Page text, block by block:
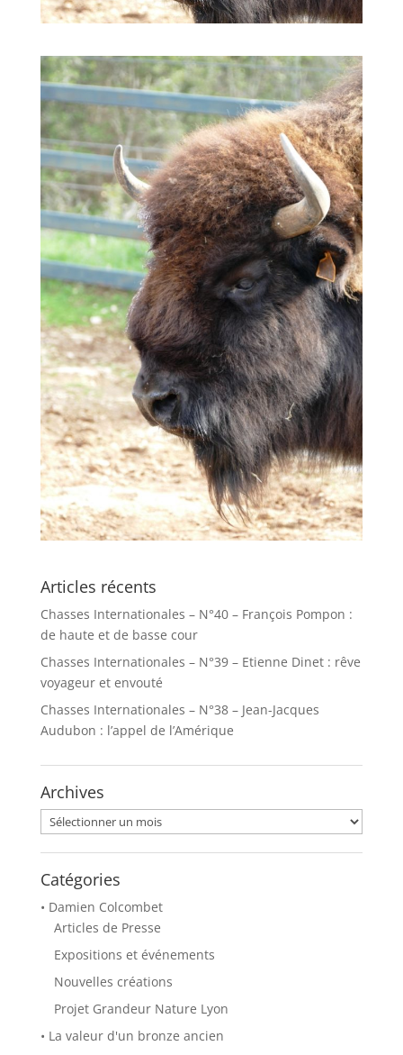
Articles récents
Chasses Internationales – N°40 – François Pompon :
de haute et de basse cour
Chasses Internationales – N°39 – Etienne Dinet : rêve
voyageur et envouté
Chasses Internationales – N°38 – Jean-Jacques
Audubon : l’appel de l’Amérique
Archives
Archives
Catégories
• Damien Colcombet
Articles de Presse
Expositions et événements
Nouvelles créations
Projet Grandeur Nature Lyon
• La valeur d'un bronze ancien